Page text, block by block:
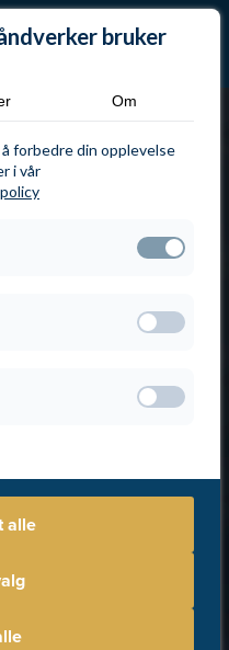
bruker
Om
forbedre din opplevelse
i vår
alle